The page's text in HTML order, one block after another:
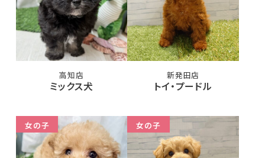
高知店
ミックス犬
新発田店
トイ・プードル
女の子 女の子